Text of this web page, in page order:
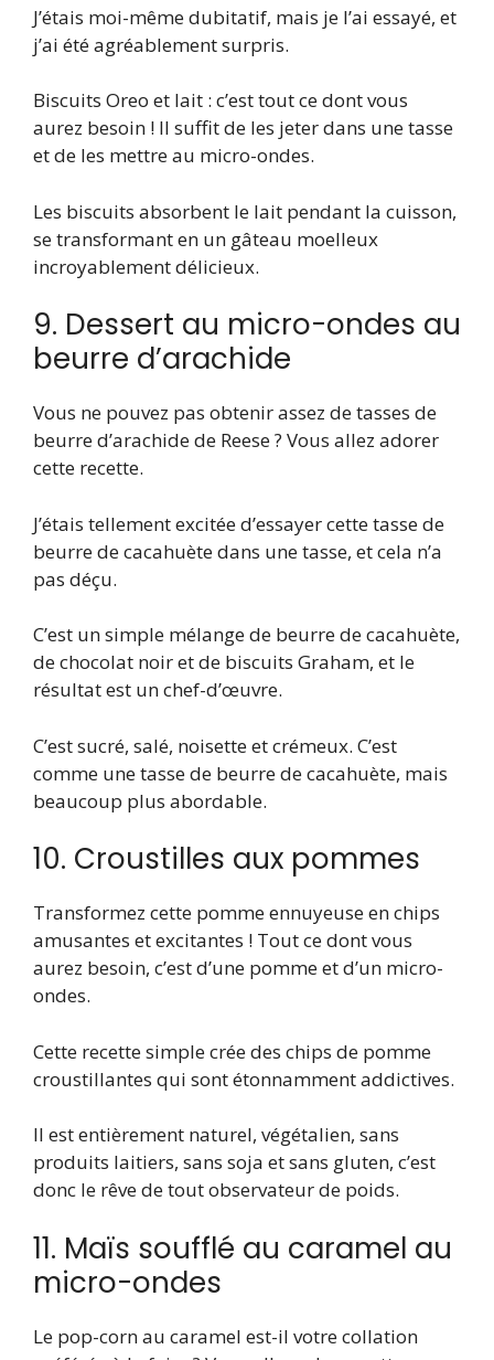
J’étais moi-même dubitatif, mais je l’ai essayé, et
j’ai été agréablement surpris.
Biscuits Oreo et lait : c’est tout ce dont vous
aurez besoin ! Il suffit de les jeter dans une tasse
et de les mettre au micro-ondes.
Les biscuits absorbent le lait pendant la cuisson,
se transformant en un gâteau moelleux
incroyablement délicieux.
9. Dessert au micro-ondes au
beurre d’arachide
Vous ne pouvez pas obtenir assez de tasses de
beurre d’arachide de Reese ? Vous allez adorer
cette recette.
J’étais tellement excitée d’essayer cette tasse de
beurre de cacahuète dans une tasse, et cela n’a
pas déçu.
C’est un simple mélange de beurre de cacahuète,
de chocolat noir et de biscuits Graham, et le
résultat est un chef-d’œuvre.
C’est sucré, salé, noisette et crémeux. C’est
comme une tasse de beurre de cacahuète, mais
beaucoup plus abordable.
10. Croustilles aux pommes
Transformez cette pomme ennuyeuse en chips
amusantes et excitantes ! Tout ce dont vous
aurez besoin, c’est d’une pomme et d’un micro-
ondes.
Cette recette simple crée des chips de pomme
croustillantes qui sont étonnamment addictives.
Il est entièrement naturel, végétalien, sans
produits laitiers, sans soja et sans gluten, c’est
donc le rêve de tout observateur de poids.
11. Maïs soufflé au caramel au
micro-ondes
Le pop-corn au caramel est-il votre collation